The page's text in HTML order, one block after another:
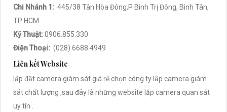
Chi Nhánh 1: 445/38 Tân Hòa Đông,P Bình Trị Đông, Bình Tân,
TP HCM
Kỹ Thuật: 0906.855.330
Điện Thoại: (028) 6688.4949
Liên kết Website
lắp đặt camera giám sát giá rẻ chọn công ty lắp camera giám
sát chất lượng ,sau đây là những website lắp camera quan sát
uy tín .